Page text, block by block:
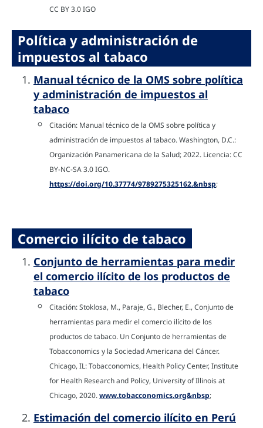
CC BY 3.0 IGO
Política y administración de
impuestos al tabaco
Manual técnico de la OMS sobre política
y administración de impuestos al
tabaco
Citación: Manual técnico de la OMS sobre política y
administración de impuestos al tabaco. Washington, D.C.:
Organización Panamericana de la Salud; 2022. Licencia: CC
BY-NC-SA 3.0 IGO.
https://doi.org/10.37774/9789275325162.&nbsp;
Comercio ilícito de tabaco
Conjunto de herramientas para medir
el comercio ilícito de los productos de
tabaco
Citación: Stoklosa, M., Paraje, G., Blecher, E., Conjunto de
herramientas para medir el comercio ilícito de los
productos de tabaco. Un Conjunto de herramientas de
Tobacconomics y la Sociedad Americana del Cáncer.
Chicago, IL: Tobacconomics, Health Policy Center, Institute
for Health Research and Policy, University of Illinois at
Chicago, 2020.www.tobacconomics.org&nbsp;
Estimación del comercio ilícito en Perú